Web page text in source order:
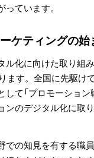
ています。
ケティングの始
ル化に向けた取り組
ます。全国に先駆け
て「プロモーション
ンのデジタル化に取
での知見を有する職